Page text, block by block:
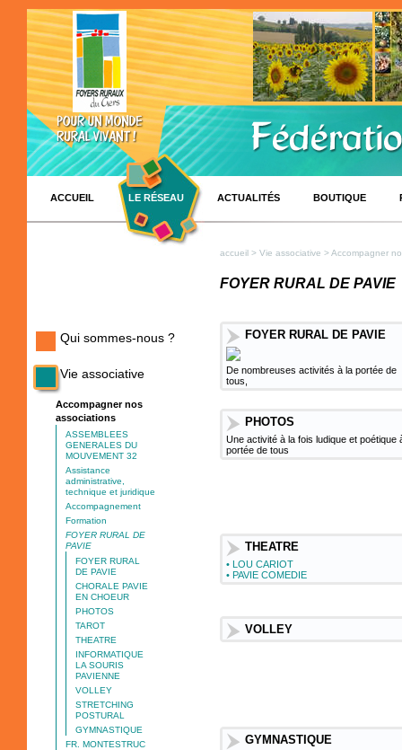
ACCUEIL LE RÉSEAU ACTUALITÉS BOUTIQUE
Qui sommes-nous ?
Vie associative
Accompagner nos
associations
ASSEMBLEES
GENERALES DU
MOUVEMENT 32
Assistance
administrative,
technique et juridique
Accompagnement
Formation
FOYER RURAL DE
PAVIE
FOYER RURAL
DE PAVIE
CHORALE PAVIE
EN CHOEUR
PHOTOS
TAROT
THEATRE
INFORMATIQUE
LA SOURIS
PAVIENNE
VOLLEY
STRETCHING
POSTURAL
GYMNASTIQUE
FR. MONTESTRUC
accueil > Vie associative >Accompagner
FOYER RURAL DE PAVIE
FOYER RURAL DE PAVIE
De nombreuses activités à la portée de
tous,
PHOTOS
Une activité à la fois ludique et poétique
portée de tous
THEATRE
• LOU CARIOT
• PAVIE COMEDIE
VOLLEY
GYMNASTIQUE